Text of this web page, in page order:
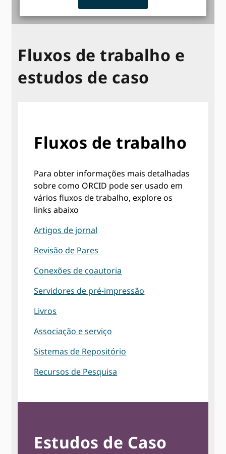
Fluxos de trabalho e
estudos de caso
Fluxos de trabalho
Para obter informações mais detalhadas
sobre como ORCID pode ser usado em
vários fluxos de trabalho, explore os
links abaixo
Artigos de jornal
Revisão de Pares
Conexões de coautoria
Servidores de pré-impressão
Livros
Associação e serviço
Sistemas de Repositório
Recursos de Pesquisa
Estudos de Caso